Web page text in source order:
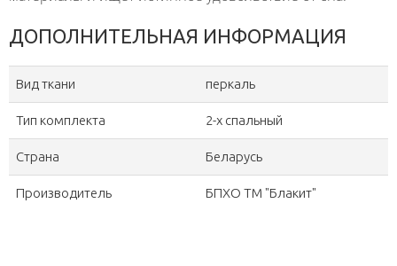
ДОПОЛНИТЕЛЬНАЯ ИНФОРМАЦИЯ
Вид ткани перкаль
Тип комплекта 2-х спальный
Страна Беларусь
Производитель БПХО ТМ "Блакит"